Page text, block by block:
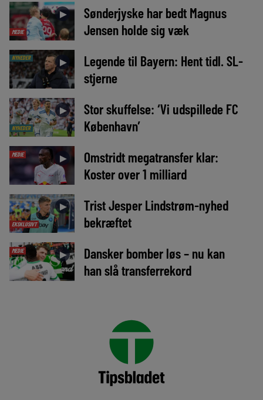
MEDIE
►
Sønderjyske har bedt Magnus
Jensen holde sig væk
NYHEDER ►
Legende til Bayern: Hent tidl. SL-
stjerne
NYHEDER
►
Stor skuffelse: ‘Vi udspillede FC
København’
MEDIE ►
Omstridt megatransfer klar:
Koster over 1 milliard
EKSKLUSIVT
►
Trist Jesper Lindstrøm-nyhed
bekræftet
MEDIE ►
Dansker bomber løs – nu kan
han slå transferrekord